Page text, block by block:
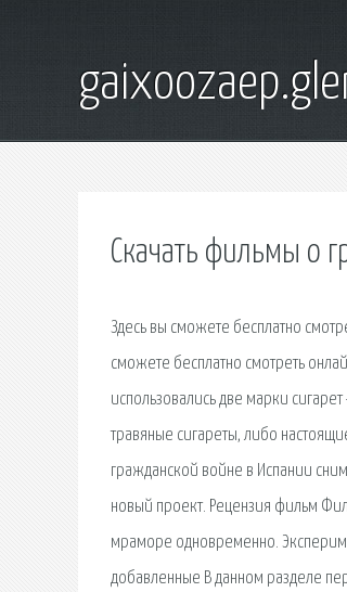
Скачать фильмы о
Здесь вы сможете бесплатно
сможете бесплатно смотреть
использовались две марки
травяные сигареты, либо
гражданской войне в Испании
новый проект. Рецензия фильм
мраморе одновременно.
добавленные В данном разделе